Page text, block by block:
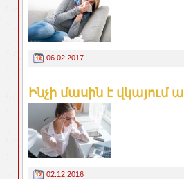
06.02.2017
Ինչի մասին է վկայում
02.12.2016